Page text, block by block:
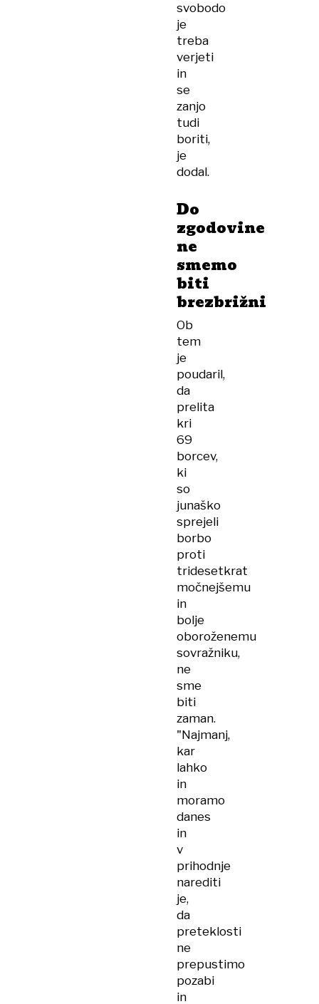
svobodo
je
treba
verjeti
in
se
zanjo
tudi
boriti,
je
dodal.
Do
zgodovine
ne
smemo
biti
brezbrižni
Ob
tem
je
poudaril,
da
prelita
kri
69
borcev,
ki
so
junaško
sprejeli
borbo
proti
tridesetkrat
močnejšemu
in
bolje
oboroženemu
sovražniku,
ne
sme
biti
zaman.
"Najmanj,
kar
lahko
in
moramo
danes
in
v
prihodnje
narediti
je,
da
preteklosti
ne
prepustimo
pozabi
in